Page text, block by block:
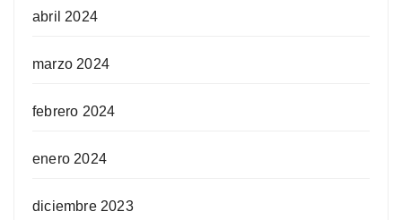
abril 2024
marzo 2024
febrero 2024
enero 2024
diciembre 2023